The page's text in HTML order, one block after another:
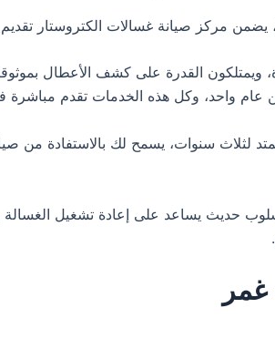
يضمن مركز صيانة غسالات الكتروستار
ويمتلكون القدرة على كشف الأعطال
عام واحد، وكل هذه الخدمات تقدم
يساعد على إعادة تشغيل الغسالة